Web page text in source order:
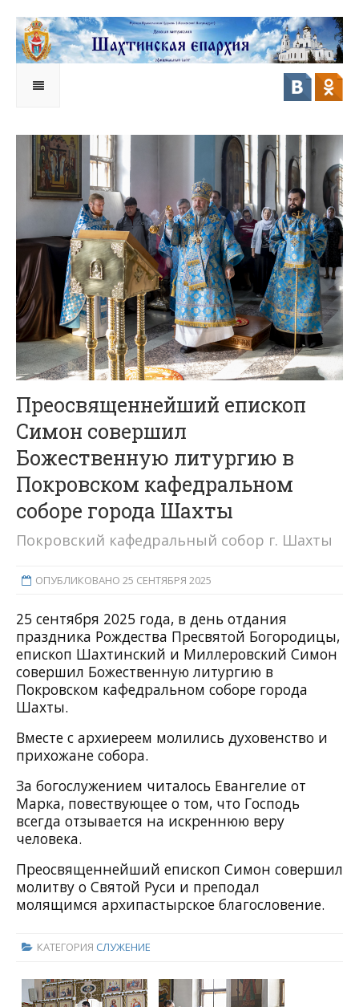
Преосвященнейший епископ
Симон совершил
Божественную литургию в
Покровском кафедральном
соборе города Шахты
Покровский кафедральный собор г. Шахты
ОПУБЛИКОВАНО 25 СЕНТЯБРЯ 2025
25 сентября 2025 года, в день отдания
праздника Рождества Пресвятой Богородицы,
епископ Шахтинский и Миллеровский Симон
совершил Божественную литургию в
Покровском кафедральном соборе города
Шахты.
Вместе с архиереем молились духовенство и
прихожане собора.
За богослужением читалось Евангелие от
Марка, повествующее о том, что Господь
всегда отзывается на искреннюю веру
человека.
Преосвященнейший епископ Симон совершил
молитву о Святой Руси и преподал
молящимся архипастырское благословение.
КАТЕГОРИЯ СЛУЖЕНИЕ